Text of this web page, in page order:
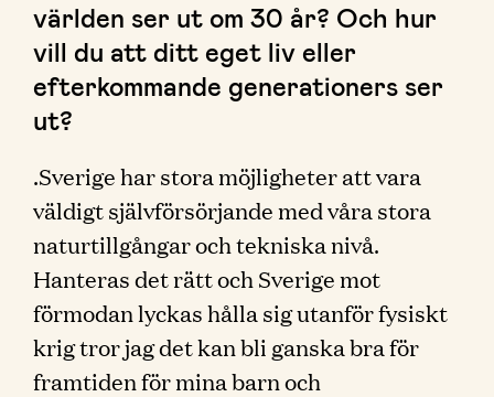
världen ser ut om 30 år? Och hur
vill du att ditt eget liv eller
efterkommande generationers ser
ut?
.Sverige har stora möjligheter att vara
väldigt självförsörjande med våra stora
naturtillgångar och tekniska nivå.
Hanteras det rätt och Sverige mot
förmodan lyckas hålla sig utanför fysiskt
krig tror jag det kan bli ganska bra för
framtiden för mina barn och